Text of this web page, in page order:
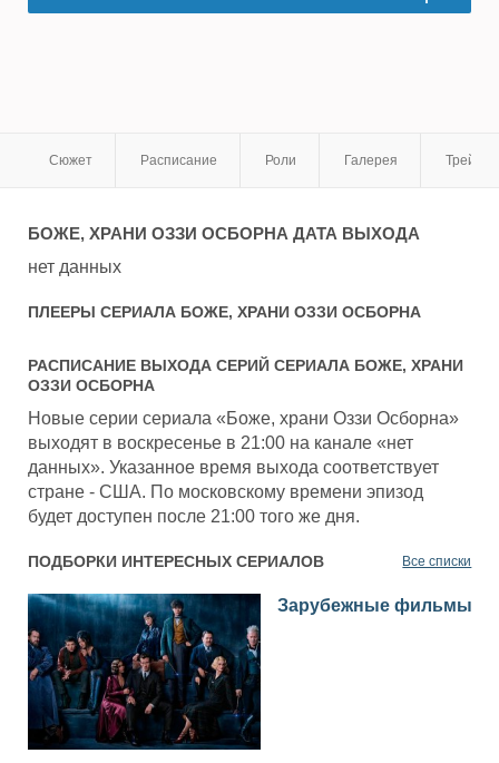
Сюжет Расписание Роли Галерея
БОЖЕ, ХРАНИ ОЗЗИ ОСБОРНА ДАТА ВЫХОДА
нет данных
ПЛЕЕРЫ СЕРИАЛА БОЖЕ, ХРАНИ ОЗЗИ ОСБОРНА
РАСПИСАНИЕ ВЫХОДА СЕРИЙ СЕРИАЛА БОЖЕ, ХРАНИ
ОЗЗИ ОСБОРНА
Новые серии сериала «Боже, храни Оззи Осборна»
выходят в воскресенье в 21:00 на канале «нет
данных». Указанное время выхода соответствует
стране - США. По московскому времени эпизод
будет доступен после 21:00 того же дня.
ПОДБОРКИ ИНТЕРЕСНЫХ СЕРИАЛОВ Все списки
Зарубежные фильмы